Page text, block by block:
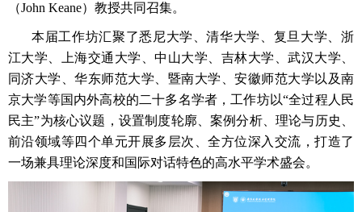
（John Keane）教授共同召集。
本届工作坊汇聚了悉尼大学、清华大学、复旦大学、浙
江大学、上海交通大学、中山大学、吉林大学、武汉大学、
同济大学、华东师范大学、暨南大学、安徽师范大学以及南
京大学等国内外高校的二十多名学者，工作坊以“全过程人民
民主”为核心议题，设置制度轮廓、案例分析、理论与历史、
前沿领域等四个单元开展多层次、全方位深入交流，打造了
一场兼具理论深度和国际对话特色的高水平学术盛会。